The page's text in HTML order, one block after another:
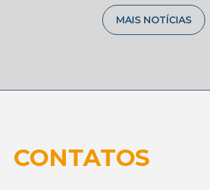
MAIS NOTÍCIAS
CONTATOS